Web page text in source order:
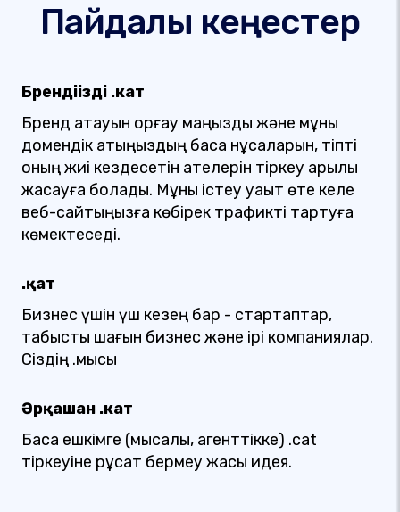
Пайдалы кеңестер
Брендіңізді .кат
Бренд атауын қорғау маңызды және мұны
домендік атыңыздың басқа нұсқаларын, тіпті
оның жиі кездесетін қателерін тіркеу арқылы
жасауға болады. Мұны істеу уақыт өте келе
веб-сайтыңызға көбірек трафикті тартуға
көмектеседі.
.қат
Бизнес үшін үш кезең бар - стартаптар,
табысты шағын бизнес және ірі компаниялар.
Сіздің .мысық
Әрқашан .кат
Басқа ешкімге (мысалы, агенттікке) .cat
тіркеуіне рұқсат бермеу жақсы идея.